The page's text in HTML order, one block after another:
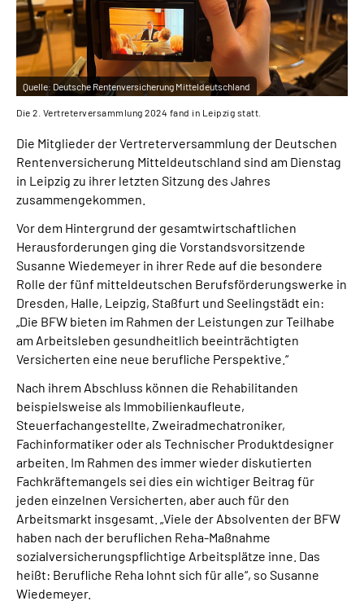
Mein Kundenportal
Quelle: Deutsche Rentenversicherung Mitteldeutschland
Die 2. Vertreterversammlung 2024 fand in Leipzig statt.
Die Mitglieder der Vertreterversammlung der Deutschen
Rentenversicherung Mitteldeutschland sind am Dienstag
in Leipzig zu ihrer letzten Sitzung des Jahres
zusammengekommen.
Vor dem Hintergrund der gesamtwirtschaftlichen
Herausforderungen ging die Vorstandsvorsitzende
Susanne Wiedemeyer in ihrer Rede auf die besondere
Rolle der fünf mitteldeutschen Berufsförderungswerke in
Dresden, Halle, Leipzig, Staßfurt und Seelingstädt ein:
„Die BFW bieten im Rahmen der Leistungen zur Teilhabe
am Arbeitsleben gesundheitlich beeinträchtigten
Versicherten eine neue berufliche Perspektive.“
Nach ihrem Abschluss können die Rehabilitanden
beispielsweise als Immobilienkaufleute,
Steuerfachangestellte, Zweiradmechatroniker,
Fachinformatiker oder als Technischer Produktdesigner
arbeiten. Im Rahmen des immer wieder diskutierten
Fachkräftemangels sei dies ein wichtiger Beitrag für
jeden einzelnen Versicherten, aber auch für den
Arbeitsmarkt insgesamt. „Viele der Absolventen der BFW
haben nach der beruflichen Reha-Maßnahme
sozialversicherungspflichtige Arbeitsplätze inne. Das
heißt: Berufliche Reha lohnt sich für alle“, so Susanne
Wiedemeyer.